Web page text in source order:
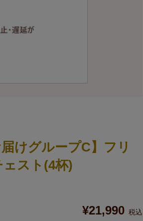
届けグループC】フリ
スト(4杯)
¥21,990 税込